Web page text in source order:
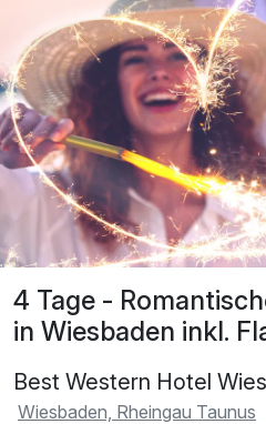
4 Tage -
in Wiesbaden inkl.
Best Western Hotel
Wiesbaden, Rheingau Taunus